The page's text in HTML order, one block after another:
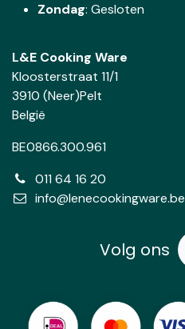
Zondag: Gesloten
L&E Cooking Ware
Kloosterstraat 11/1
3910 (Neer)Pelt
België
BE0866.300.961
011 64 16 20
info@lenecookingware.be
Volg ons